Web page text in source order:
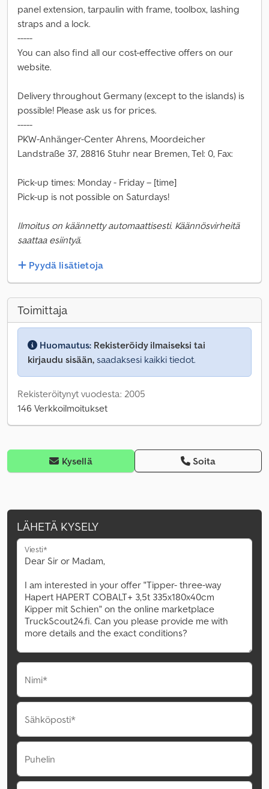
panel extension, tarpaulin with frame, toolbox, lashing
straps and a lock.
-----
You can also find all our cost-effective offers on our
website.
Delivery throughout Germany (except to the islands) is
possible! Please ask us for prices.
-----
PKW-Anhänger-Center Ahrens, Moordeicher
Landstraße 37, 28816 Stuhr near Bremen, Tel: 0, Fax:
Pick-up times: Monday - Friday – [time]
Pick-up is not possible on Saturdays!
Ilmoitus on käännetty automaattisesti. Käännösvirheitä
saattaa esiintyä.
Pyydä lisätietoja
Toimittaja
Huomautus: Rekisteröidy ilmaiseksi tai
kirjaudu sisään, saadaksesi kaikki tiedot.
Rekisteröitynyt vuodesta: 2005
146 Verkkoilmoitukset
Kysellä Soita
LÄHETÄ KYSELY
Viesti*
Nimi*
Sähköposti*
Puhelin